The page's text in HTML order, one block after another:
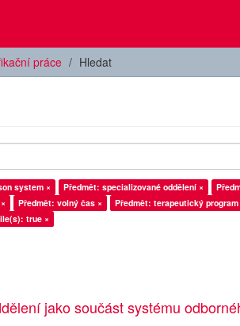
práce Hledat
system × Předmět: specializované oddělení ×
Předmět: volný čas ×
Předmět: terapeutický program
true ×
jako součást systému